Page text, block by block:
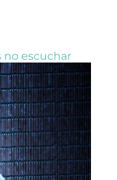
no escuchar